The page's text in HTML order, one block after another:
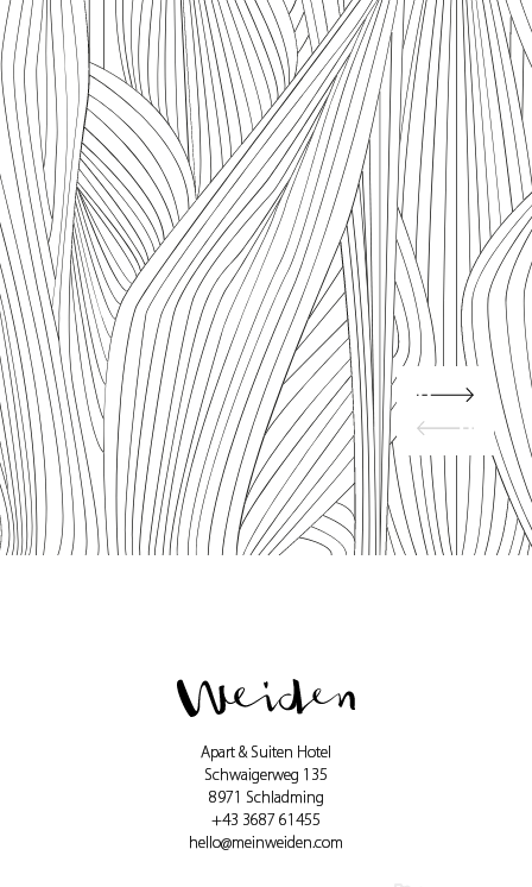
Apart & Suiten Hotel
Schwaigerweg 135
8971 Schladming
+43 3687 61455
hello@meinweiden.com